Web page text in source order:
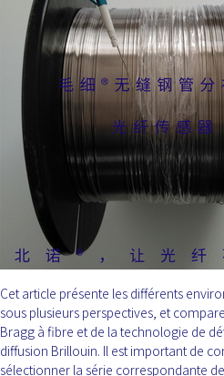
Cet article présente les différents
sous plusieurs perspectives, et
Bragg à fibre et de la technologie de
diffusion Brillouin. Il est important de
sélectionner la série correspondante